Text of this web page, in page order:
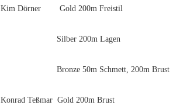
Kim Dörner Gold 200m Freistil
Silber 200m Lagen
Bronze 50m Schmett, 200m Brust
Konrad Teßmar Gold 200m Brust